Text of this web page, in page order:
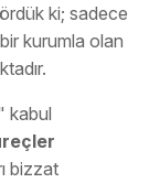
ki; sadece
kurumla olan
kabul
bizzat